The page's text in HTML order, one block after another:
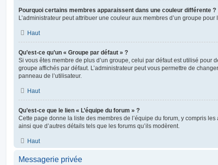
Pourquoi certains membres apparaissent dans une couleur différente ?
L’administrateur peut attribuer une couleur aux membres d’un groupe
Haut
Qu’est-ce qu’un « Groupe par défaut » ?
Si vous êtes membre de plus d’un groupe, celui par défaut est utilisé pour
groupe affichés par défaut. L’administrateur peut vous permettre de
panneau de l’utilisateur.
Haut
Qu’est-ce que le lien « L’équipe du forum » ?
Cette page donne la liste des membres de l’équipe du forum, y compris
ainsi que d’autres détails tels que les forums qu’ils modèrent.
Haut
Messagerie privée